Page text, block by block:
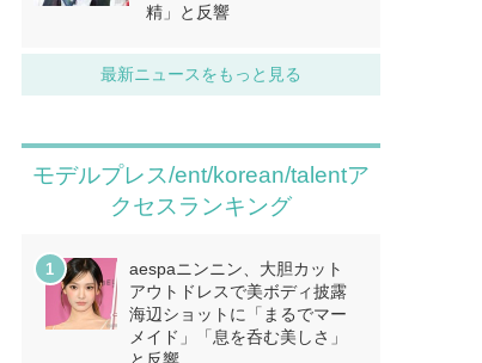
精」と反響
最新ニュースをもっと見る
モデルプレス/ent/korean/talentア
クセスランキング
aespaニンニン、大胆カット
アウトドレスで美ボディ披露
海辺ショットに「まるでマー
メイド」「息を呑む美しさ」